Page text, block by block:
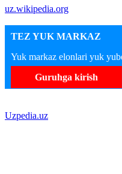
uz.wikipedia.org
TEZ YUK MARKAZ
Yuk markaz elonlari yuk
Guruhga kirish
Uzpedia.uz